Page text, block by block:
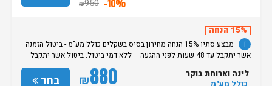
השבת/החג. שעת עזיבת חדרים בכל ימות השבוע עד השעה 11:00. בימי שבת/
₪950 -10%
15% הנחה
i
מבצע סתיו 15% הנחה מחירון בסיס בשקלים כולל מע"מ - ביטול הזמנה
אשר יתקבל עד 48 שעות לפני ההגעה – ללא דמי ביטול. ביטול אשר יתקבל
מאוחר מכך, יגרור חיוב בסך 50% מעלות ההזמנה. אי הגעה ללא כל הודעה
מוקדמת תגרור חיוב בסך 100% מעלות ההזמנה. מדיניות קבלת/עזיבת חדרים:
בחר ₪880
לינה וארוחת בוקר